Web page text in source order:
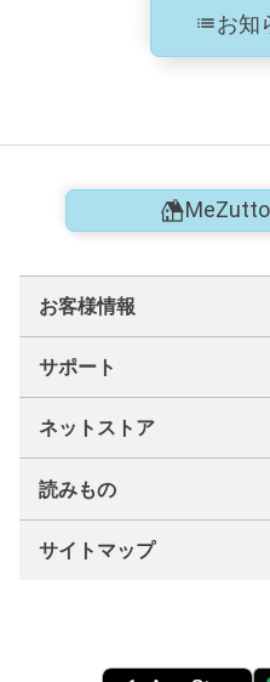
listお知
お客様情報
サポート
ネットストア
読みもの
サイトマップ